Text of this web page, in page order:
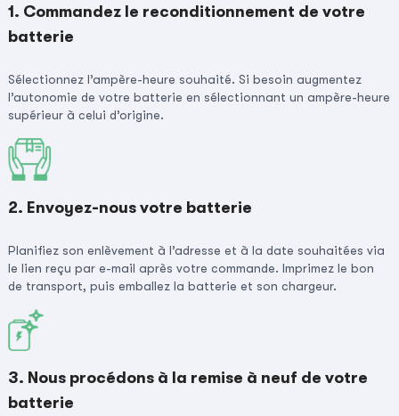
1. Commandez le reconditionnement de votre
batterie
Sélectionnez l’ampère-heure souhaité. Si besoin augmentez
l’autonomie de votre batterie en sélectionnant un ampère-heure
supérieur à celui d’origine.
2. Envoyez-nous votre batterie
Planifiez son enlèvement à l’adresse et à la date souhaitées via
le lien reçu par e-mail après votre commande. Imprimez le bon
de transport, puis emballez la batterie et son chargeur.
3. Nous procédons à la remise à neuf de votre
batterie